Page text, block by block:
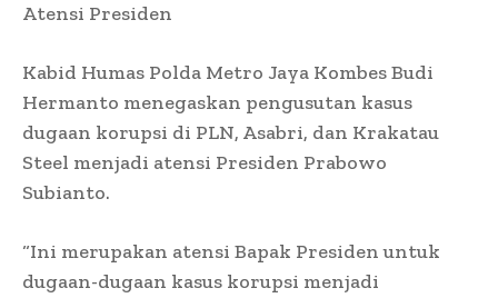
Atensi Presiden
Kabid Humas Polda Metro Jaya Kombes Budi
Hermanto menegaskan pengusutan kasus
dugaan korupsi di PLN, Asabri, dan Krakatau
Steel menjadi atensi Presiden Prabowo
Subianto.
“Ini merupakan atensi Bapak Presiden untuk
dugaan-dugaan kasus korupsi menjadi